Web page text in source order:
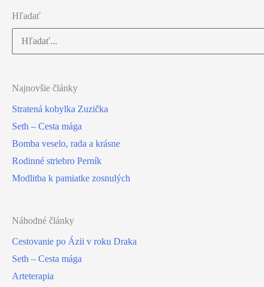
Hľadať
Vyhľadať:
Najnovšie články
Stratená kobylka Zuzička
Seth – Cesta mága
Bomba veselo, rada a krásne
Rodinné striebro Perník
Modlitba k pamiatke zosnulých
Náhodné články
Cestovanie po Ázii v roku Draka
Seth – Cesta mága
Arteterapia